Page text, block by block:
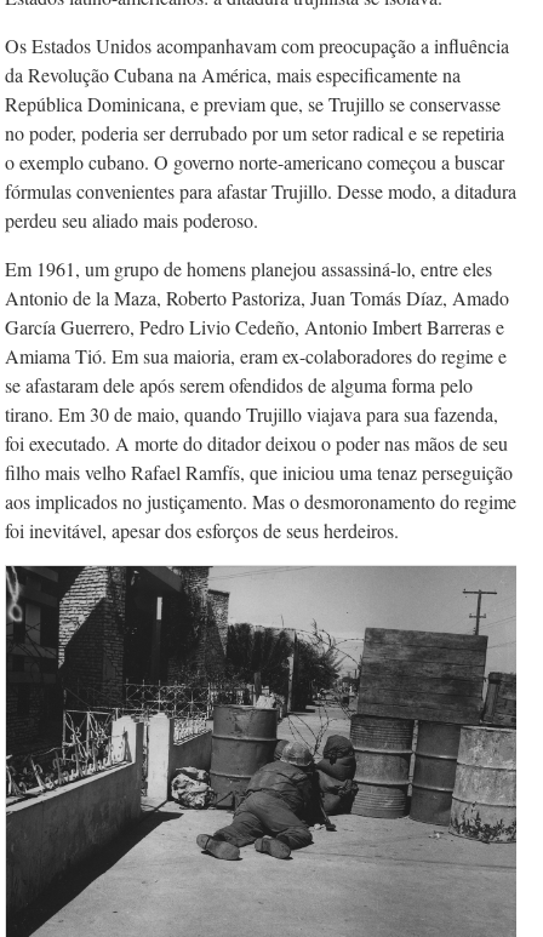
Os Estados Unidos acompanhavam com preocupação a influência
da Revolução Cubana na América, mais especificamente na
República Dominicana, e previam que, se Trujillo se conservasse
no poder, poderia ser derrubado por um setor radical e se repetiria
o exemplo cubano. O governo norte-americano começou a buscar
fórmulas convenientes para afastar Trujillo. Desse modo, a ditadura
perdeu seu aliado mais poderoso.
Em 1961, um grupo de homens planejou assassiná-lo, entre eles
Antonio de la Maza, Roberto Pastoriza, Juan Tomás Díaz, Amado
García Guerrero, Pedro Livio Cedeño, Antonio Imbert Barreras e
Amiama Tió. Em sua maioria, eram ex-colaboradores do regime e
se afastaram dele após serem ofendidos de alguma forma pelo
tirano. Em 30 de maio, quando Trujillo viajava para sua fazenda,
foi executado. A morte do ditador deixou o poder nas mãos de seu
filho mais velho Rafael Ramfís, que iniciou uma tenaz perseguição
aos implicados no justiçamento. Mas o desmoronamento do regime
foi inevitável, apesar dos esforços de seus herdeiros.